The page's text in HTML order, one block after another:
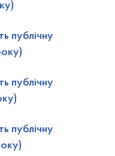
публічну
публічну
публічну